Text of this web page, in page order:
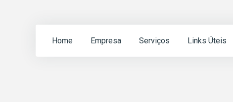
Home Empresa Serviços Links Úteis